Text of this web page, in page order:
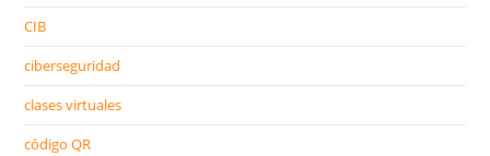
CIB
ciberseguridad
clases virtuales
código QR